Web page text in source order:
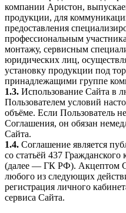
компании Аристон,
продукции, для
предоставления
профессиональным
монтажу, сервисным
юридических лиц,
установку продукции под
принадлежащими группе
1.3. Использование Сайта в
Пользователем условий
объёме. Если Пользователь
Соглашения, он обязан
Сайта.
1.4. Соглашение является
со статьёй 437
(далее — ГК РФ). Акцептом
любого из следующих
регистрация личного
сервиса Сайта.